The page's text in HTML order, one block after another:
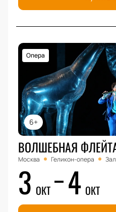
6+
Опера
ВОЛШЕБНАЯ
Москва Геликон-опера
3 ОКТ 4 ОКТ